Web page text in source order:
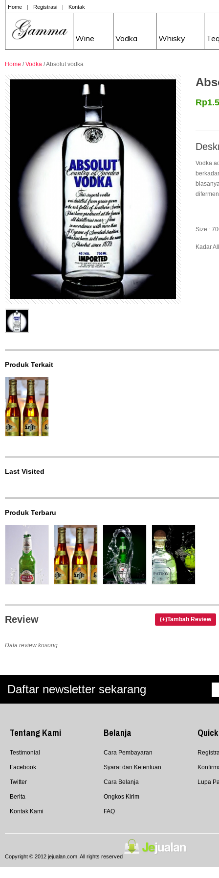
Home | Registrasi | Kontak
Wine Vodka Whisky
Home /Vodka / Absolut vodka
Vodka
Size :
Kadar
Produk Terkait
Last Visited
Produk Terbaru
Review (+)Tambah Review
Data review kosong
Daftar newsletter sekarang
Tentang Kami
Testimonial
Facebook
Twitter
Berita
Kontak Kami
Belanja
Cara Pembayaran
Syarat dan Ketentuan
Cara Belanja
Ongkos Kirim
FAQ
Lupa
Copyright © 2012 jejualan.com. All rights reserved